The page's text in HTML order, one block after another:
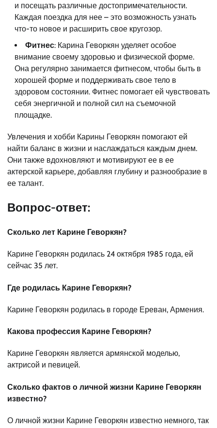
и посещать различные достопримечательности.
Каждая поездка для нее – это возможность узнать
что-то новое и расширить свое кругозор.
Фитнес: Карина Геворкян уделяет особое
внимание своему здоровью и физической форме.
Она регулярно занимается фитнесом, чтобы быть в
хорошей форме и поддерживать свое тело в
здоровом состоянии. Фитнес помогает ей чувствовать
себя энергичной и полной сил на съемочной
площадке.
Увлечения и хобби Карины Геворкян помогают ей
найти баланс в жизни и наслаждаться каждым днем.
Они также вдохновляют и мотивируют ее в ее
актерской карьере, добавляя глубину и разнообразие в
ее талант.
Вопрос-ответ:
Сколько лет Карине Геворкян?
Карине Геворкян родилась 24 октября 1985 года, ей
сейчас 35 лет.
Где родилась Карине Геворкян?
Карине Геворкян родилась в городе Ереван, Армения.
Какова профессия Карине Геворкян?
Карине Геворкян является армянской моделью,
актрисой и певицей.
Сколько фактов о личной жизни Карине Геворкян
известно?
О личной жизни Карине Геворкян известно немного, так